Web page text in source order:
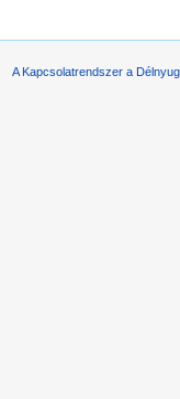
A Kapcsolatrendszer a